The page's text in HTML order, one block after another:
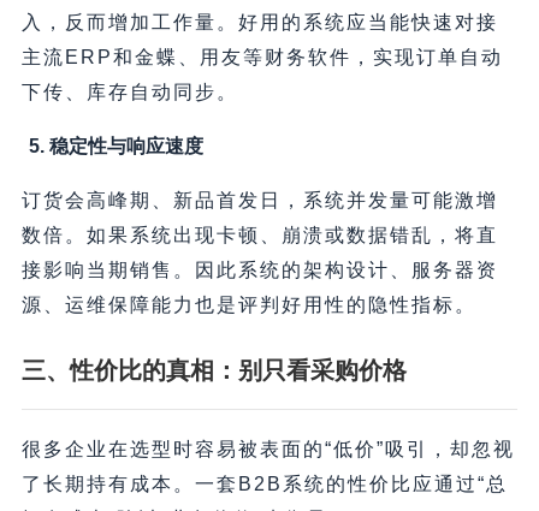
入，反而增加工作量。好用的系统应当能快速对接
主流ERP和金蝶、用友等财务软件，实现订单自动
下传、库存自动同步。
5. 稳定性与响应速度
订货会高峰期、新品首发日，系统并发量可能激增
数倍。如果系统出现卡顿、崩溃或数据错乱，将直
接影响当期销售。因此系统的架构设计、服务器资
源、运维保障能力也是评判好用性的隐性指标。
三、性价比的真相：别只看采购价格
很多企业在选型时容易被表面的“低价”吸引，却忽视
了长期持有成本。一套B2B系统的性价比应通过“总